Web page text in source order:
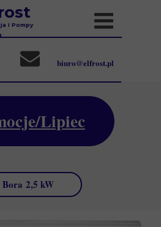
Lipiec
Bora 2,5 kW
biuro@elfrost.pl
I Pompy